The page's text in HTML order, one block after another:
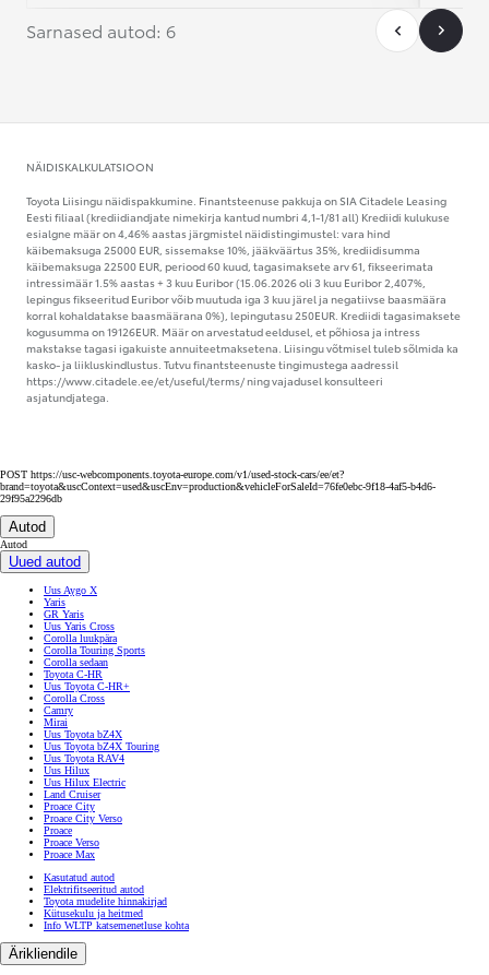
Sarnased autod: 6
NÄIDISKALKULATSIOON
Toyota Liisingu näidispakkumine. Finantsteenuse pakkuja on SIA Citadele Leasing
Eesti filiaal (krediidiandjate nimekirja kantud numbri 4,1-1/81 all) Krediidi kulukuse
esialgne määr on 4,46% aastas järgmistel näidistingimustel: vara hind
käibemaksuga 25000 EUR, sissemakse 10%, jääkväärtus 35%, krediidisumma
käibemaksuga 22500 EUR, periood 60 kuud, tagasimaksete arv 61, fikseerimata
intressimäär 1.5% aastas + 3 kuu Euribor (15.06.2026 oli 3 kuu Euribor 2,407%,
lepingus fikseeritud Euribor võib muutuda iga 3 kuu järel ja negatiivse baasmäära
korral kohaldatakse baasmäärana 0%), lepingutasu 250EUR. Krediidi tagasimaksete
kogusumma on 19126EUR. Määr on arvestatud eeldusel, et põhiosa ja intress
makstakse tagasi igakuiste annuiteetmaksetena. Liisingu võtmisel tuleb sõlmida ka
kasko- ja liikluskindlustus. Tutvu finantsteenuste tingimustega aadressil
https://www.citadele.ee/et/useful/terms/ ning vajadusel konsulteeri
asjatundjatega.
POST https://usc-webcomponents.toyota-europe.com/v1/used-stock-cars/ee/et?
brand=toyota&uscContext=used&uscEnv=production&vehicleForSaleId=76fe0ebc-9f18-4af5-b4d6-
29f95a2296db
Autod
Autod
Uued autod
Uus Aygo X
Yaris
GR Yaris
Uus Yaris Cross
Corolla luukpära
Corolla Touring Sports
Corolla sedaan
Toyota C-HR
Uus Toyota C-HR+
Corolla Cross
Camry
Mirai
Uus Toyota bZ4X
Uus Toyota bZ4X Touring
Uus Toyota RAV4
Uus Hilux
Uus Hilux Electric
Land Cruiser
Proace City
Proace City Verso
Proace
Proace Verso
Proace Max
Kasutatud autod
Elektrifitseeritud autod
Toyota mudelite hinnakirjad
Kütusekulu ja heitmed
Info WLTP katsemenetluse kohta
Ärikliendile